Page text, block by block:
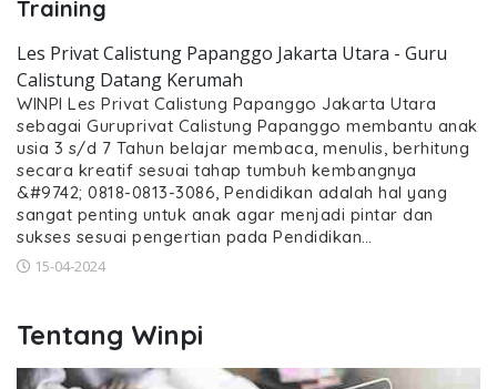
Training
Les Privat Calistung Papanggo Jakarta Utara - Guru
Calistung Datang Kerumah
WINPI Les Privat Calistung Papanggo Jakarta Utara
sebagai Guruprivat Calistung Papanggo membantu anak
usia 3 s/d 7 Tahun belajar membaca, menulis, berhitung
secara kreatif sesuai tahap tumbuh kembangnya
&#9742; 0818-0813-3086, Pendidikan adalah hal yang
sangat penting untuk anak agar menjadi pintar dan
sukses sesuai pengertian pada Pendidikan…
15-04-2024
Tentang Winpi